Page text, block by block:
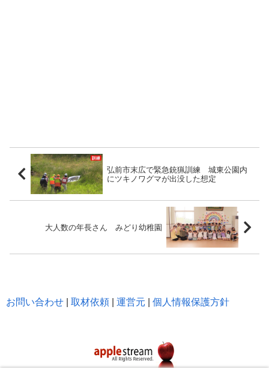
弘前市末広で緊急銃猟訓練 城東公園内
にツキノワグマが出没した想定
大人数の年長さん みどり幼稚園
お問い合わせ 取材依頼 運営元 個人情報保護方針